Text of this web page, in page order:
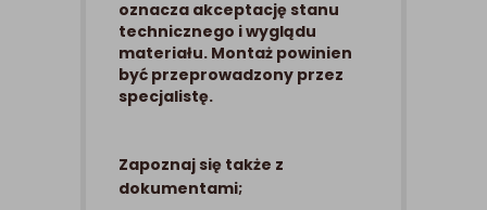
oznacza akceptację stanu
technicznego i wyglądu
materiału. Montaż powinien
być przeprowadzony przez
specjalistę.
Zapoznaj się także z
dokumentami;